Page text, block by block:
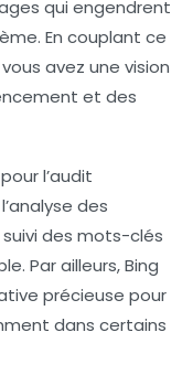
qui engendrent
En couplant ce
avez une vision
et des
l’audit
des
suivi des mots-clés
Par ailleurs, Bing
précieuse pour
dans certains